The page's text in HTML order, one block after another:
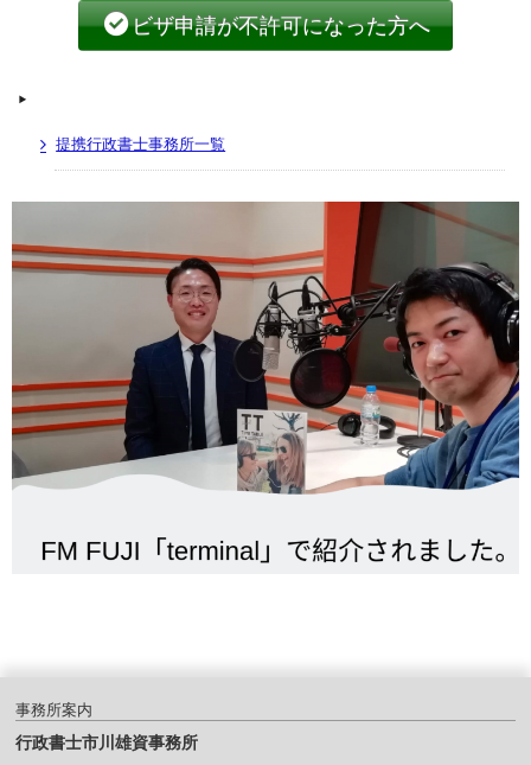
ビザ申請が不許可になった方へ
提携行政書士事務所一覧
事務所案内
行政書士市川雄資事務所